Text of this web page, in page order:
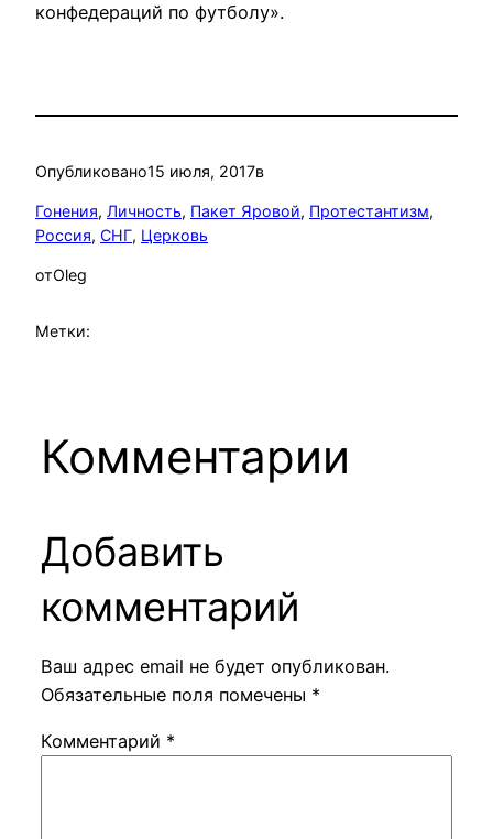
конфедераций по футболу».
Опубликовано15 июля, 2017в
Гонения, Личность, Пакет Яровой, Протестантизм
Россия, СНГ, Церковь
отOleg
Метки:
Комментарии
Добавить
комментарий
Ваш адрес email не будет опубликован.
Обязательные поля помечены *
Комментарий *